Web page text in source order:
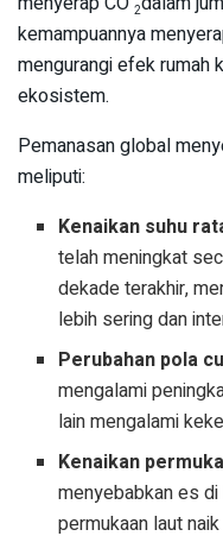
2
kemampuannya
mengurangi efek rumah
ekosistem.
Pemanasan global
meliputi:
Kenaikan suhu
telah meningkat
dekade terakhir,
lebih sering dan
Perubahan pola
mengalami
lain mengalami
Kenaikan
menyebabkan es
permukaan laut